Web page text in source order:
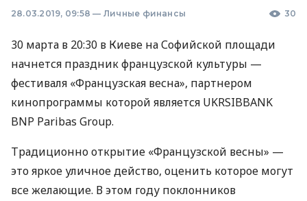
28.03.2019, 09:58 — Личные финансы 30
30 марта в 20:30 в Киеве на Софийской площади
начнется праздник французской культуры —
фестиваля «Французская весна», партнером
кинопрограммы которой является UKRSIBBANK
BNP Paribas Group.
Традиционно открытие «Французской весны» —
это яркое уличное действо, оценить которое могут
все желающие. В этом году поклонников